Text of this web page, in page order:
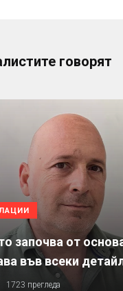
говорят
започва от
във всеки
1723 прегледа